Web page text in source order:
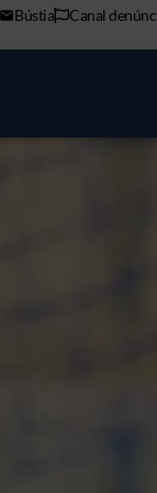
Bústia Canal